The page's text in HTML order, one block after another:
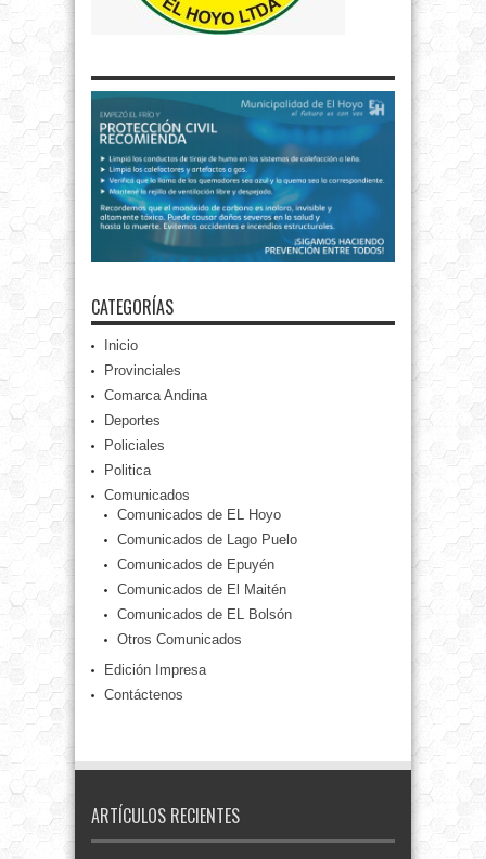
CATEGORÍAS
Inicio
Provinciales
Comarca Andina
Deportes
Policiales
Politica
Comunicados
Comunicados de EL Hoyo
Comunicados de Lago Puelo
Comunicados de Epuyén
Comunicados de El Maitén
Comunicados de EL Bolsón
Otros Comunicados
Edición Impresa
Contáctenos
ARTÍCULOS RECIENTES